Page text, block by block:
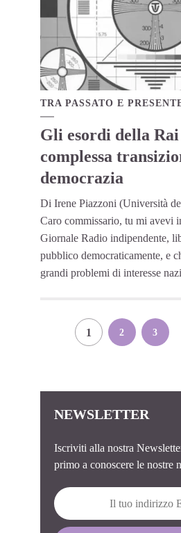
TRA PASSATO E
Gli esordi della
complessa
democrazia
Di Irene Piazzoni (Università
Caro commissario, tu mi avevi
Giornale Radio indipendente,
pubblico democraticamente, e
grandi problemi di interesse
NEWSLETTER
Iscriviti alla nostra
primo a conoscere le nostre
Paginazione
1 2 3